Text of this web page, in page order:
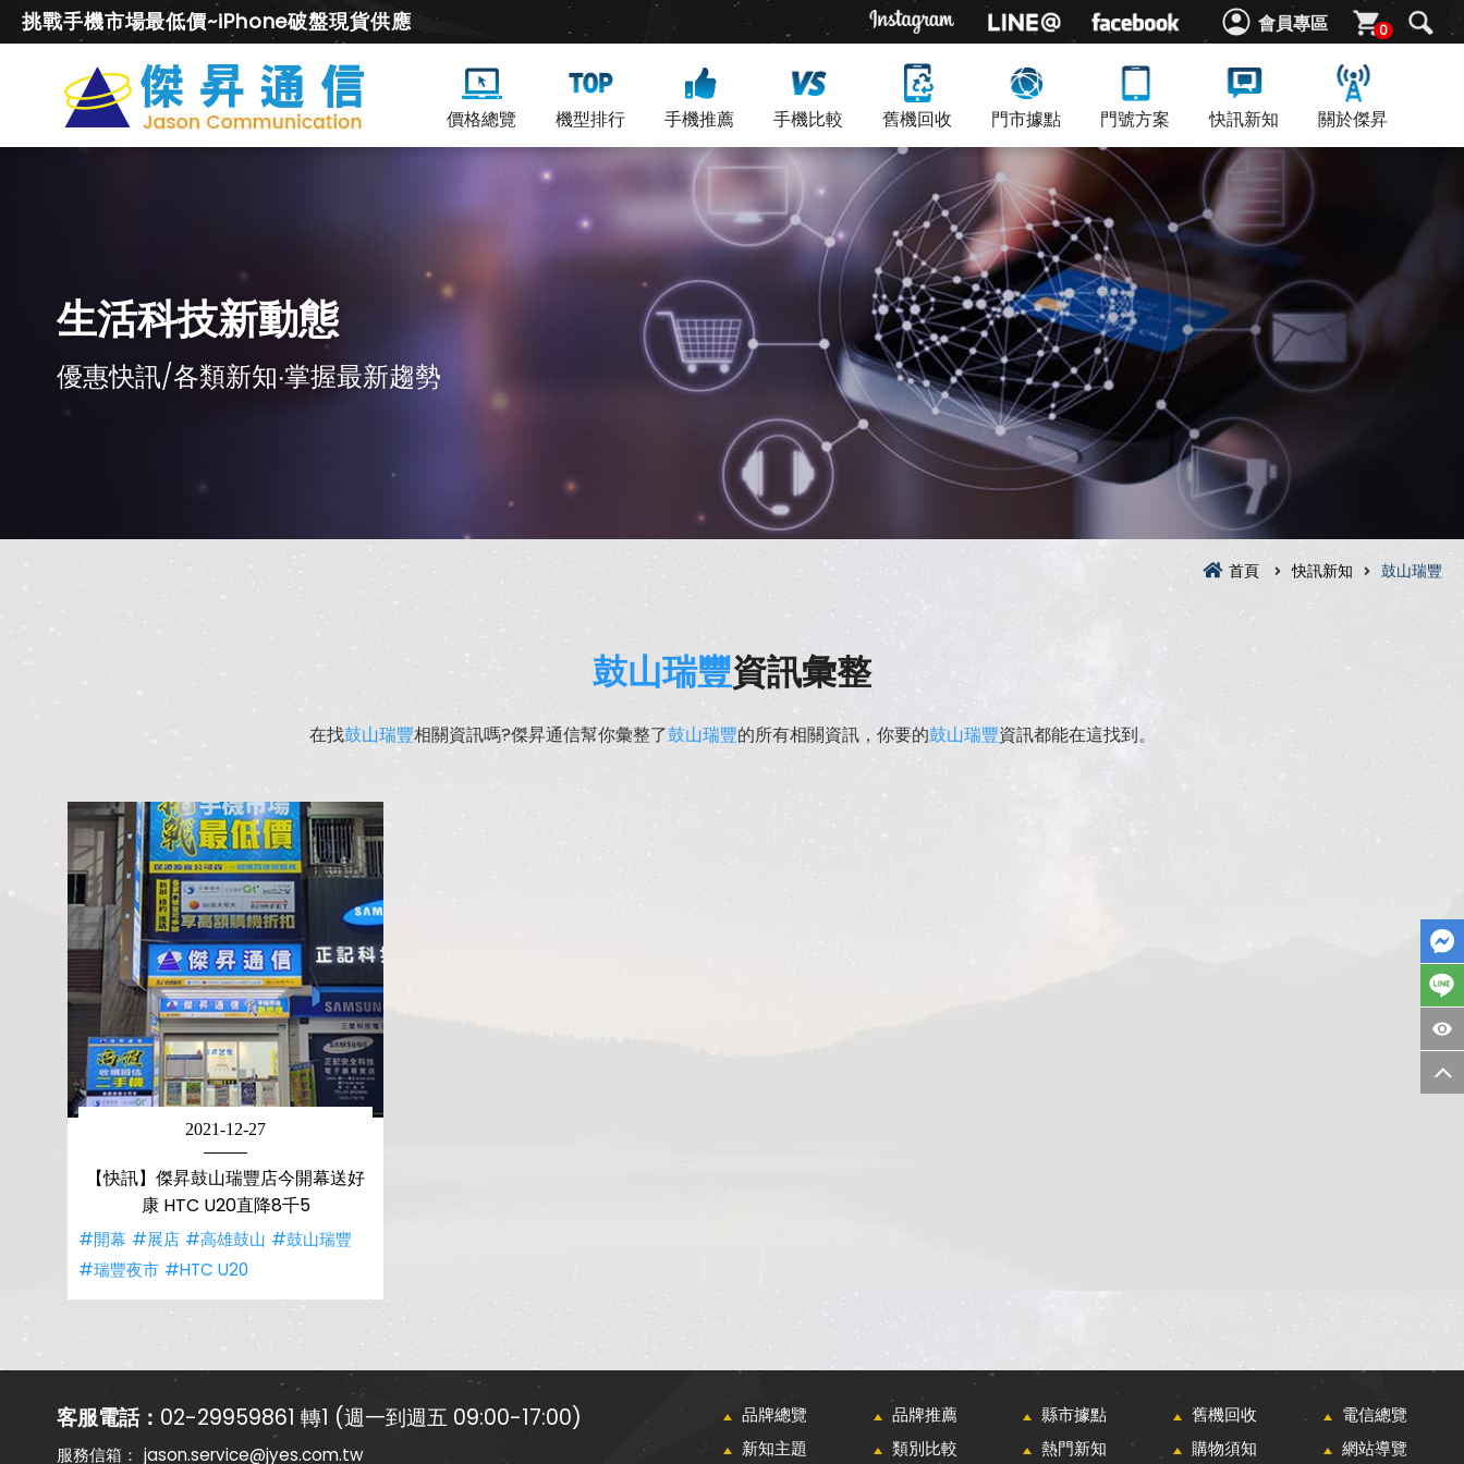
會員專區 0
挑戰手機市場最低價~iPhone破盤現貨供應
價格總覽 機型排行 手機推薦 手機比較 舊機回收 門市據點 門號方案 快訊新知 關於傑昇
生活科技新動態
優惠快訊/各類新知‧掌握最新趨勢
首頁 快訊新知 鼓山瑞豐
鼓山瑞豐資訊彙整
在找鼓山瑞豐相關資訊嗎?傑昇通信幫你彙整了鼓山瑞豐的所有相關資訊，你要的鼓山瑞豐資訊都能在這找到。
2021-12-27
【快訊】傑昇鼓山瑞豐店今開幕送好
康 HTC U20直降8千5
#開幕 #展店 #高雄鼓山 #鼓山瑞豐
#瑞豐夜市 #HTC U20
客服電話： 02-29959861 轉1 (週一到週五 09:00-17:00)
jason.service@jyes.com.tw
品牌總覽 品牌推薦 縣市據點 舊機回收
電信總覽
新知主題
類別比較 熱門新知 購物須知 網站導覽